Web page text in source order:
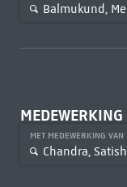
Balmukund,
MET MEDEWERKING VAN
Chandra, Satish